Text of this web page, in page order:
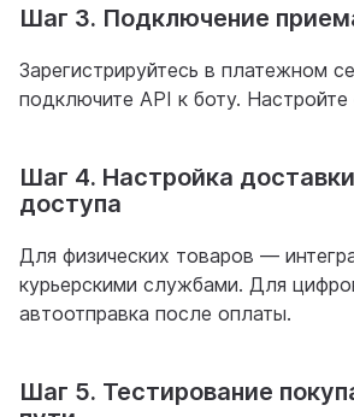
Шаг 3. Подключение
Зарегистрируйтесь в платежном
подключите API к боту.
Шаг 4. Настройка
доступа
Для физических товаров —
курьерскими службами. Для
автоотправка после оплаты.
Шаг 5. Тестирование